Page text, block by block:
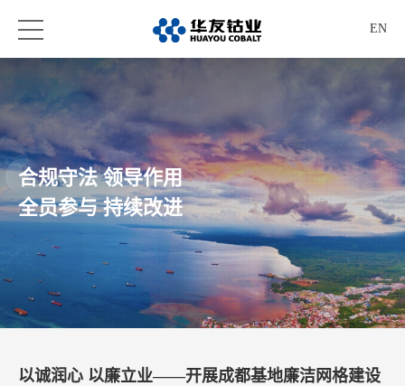
EN
合规守法 领导作用
全员参与 持续改进
以诚润心 以廉立业——开展成都基地廉洁网格建设